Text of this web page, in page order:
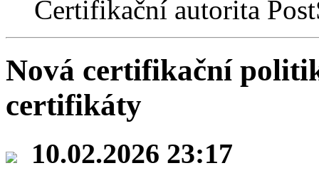
Certifikační autorita
Nová certifikační
certifikáty
10.02.2026 23:17